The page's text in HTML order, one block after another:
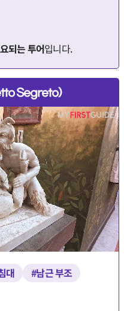
되는 투어입니다.
Segreto)
대
#남근 부조